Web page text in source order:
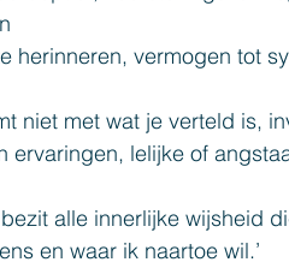
herinneren, vermogen tot
niet met wat je verteld is,
ervaringen, lelijke of
bezit alle innerlijke wijsheid
en waar ik naartoe wil.’